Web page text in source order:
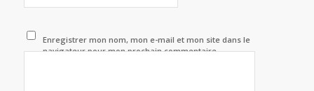
Enregistrer mon nom, mon e-mail et mon site dans le
navigateur pour mon prochain commentaire.